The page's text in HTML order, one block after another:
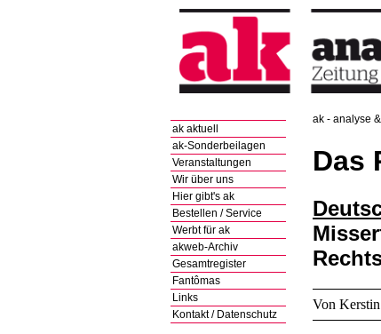
ak aktuell
ak-Sonderbeilagen
Veranstaltungen
Wir über uns
Hier gibt's ak
Bestellen / Service
Werbt für ak
akweb-Archiv
Gesamtregister
Fantômas
Links
Kontakt / Datenschutz
ak - analyse
Das
Von